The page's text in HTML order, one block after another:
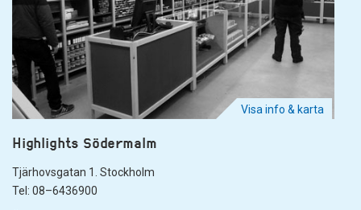
Visa info & karta
Highlights Södermalm
Tjärhovsgatan 1. Stockholm
Tel: 08–6436900